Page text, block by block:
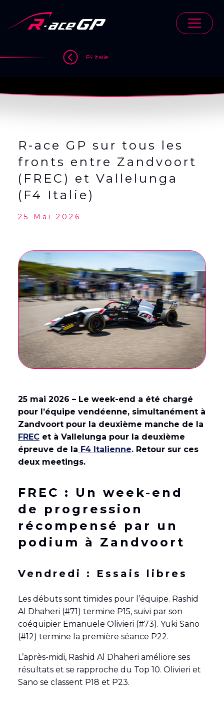
content
English(Anglais) Français
F4 Italie
R-ace GP sur tous les
fronts entre Zandvoort
(FREC) et Vallelunga
(F4 Italie)
25 Mai 2026
25 mai 2026 – Le week-end a été chargé
pour l’équipe vendéenne, simultanément à
Zandvoort pour la deuxième manche de la
FRECet à Vallelunga pour la deuxième
épreuve de la F4 Italienne. Retour sur ces
deux meetings.
FREC : Un week-end
de progression
récompensé par un
podium à Zandvoort
Vendredi : Essais libres
Les débuts sont timides pour l’équipe. Rashid
Al Dhaheri (#71) termine P15, suivi par son
coéquipier Emanuele Olivieri (#73). Yuki Sano
(#12) termine la première séance P22.
L’après-midi, Rashid Al Dhaheri améliore ses
résultats et se rapproche du Top 10. Olivieri et
Sano se classent P18 et P23.